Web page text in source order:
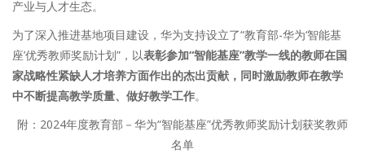
产业与人才生态。
为了深入推进基地项目建设，华为支持设立了“教育部-华为‘智能基
座’优秀教师奖励计划”，以表彰参加“智能基座”教学一线的教师在国
家战略性紧缺人才培养方面作出的杰出贡献，同时激励教师在教学
中不断提高教学质量、做好教学工作。
附：2024年度教育部－华为“智能基座”优秀教师奖励计划获奖教师
名单